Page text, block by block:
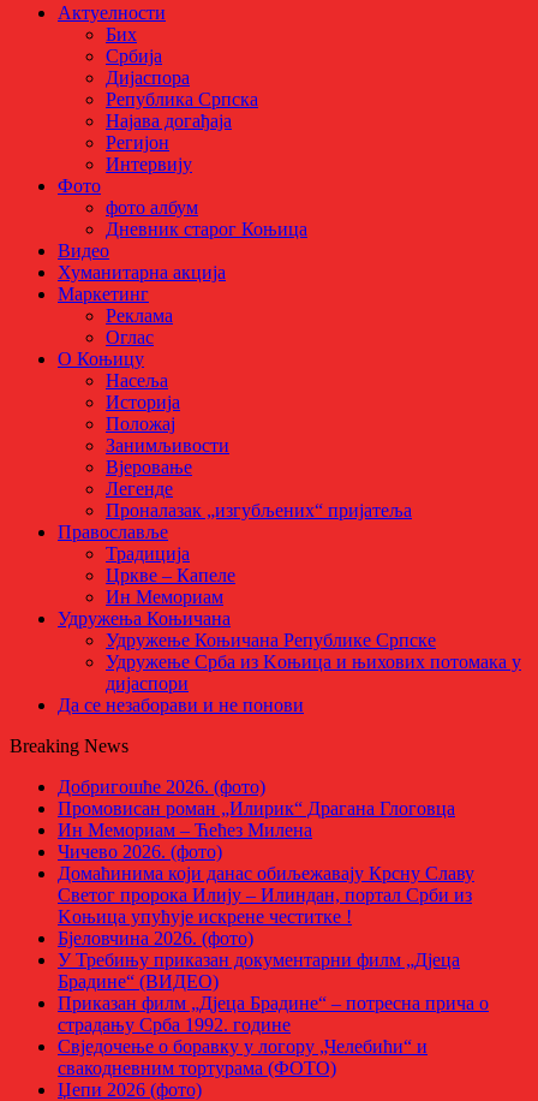
Актуелности
Бих
Србија
Дијаспора
Република Српска
Најава догађаја
Регијон
Интервију
Фото
фото албум
Дневник старог Коњица
Видео
Хуманитарна акција
Маркетинг
Реклама
Оглас
О Коњицу
Насеља
Историја
Положај
Занимљивости
Вјеровање
Легенде
Проналазак „изгубљених“ пријатеља
Православље
Традиција
Цркве – Капеле
Ин Мемориам
Удружења Коњичана
Удружење Коњичана Републике Српске
Удружење Срба из Kоњица и њихових потомака у
дијаспори
Да се незаборави и не понови
Breaking News
Добригошће 2026. (фото)
Промовисан роман „Илирик“ Драгана Глоговца
Ин Мемориам – Ћећез Милена
Чичево 2026. (фото)
Домаћинима који данас обиљежавају Крсну Славу
Светог пророка Илију – Илиндан, портал Срби из
Kоњица упућује искрене честитке !
Бјеловчина 2026. (фото)
У Требињу приказан документарни филм „Дјеца
Брадине“ (ВИДЕО)
Приказан филм „Дјеца Брадине“ – потресна прича о
страдању Срба 1992. године
Свједочење о боравку у логору „Челебићи“ и
свакодневним тортурама (ФОТО)
Џепи 2026 (фото)